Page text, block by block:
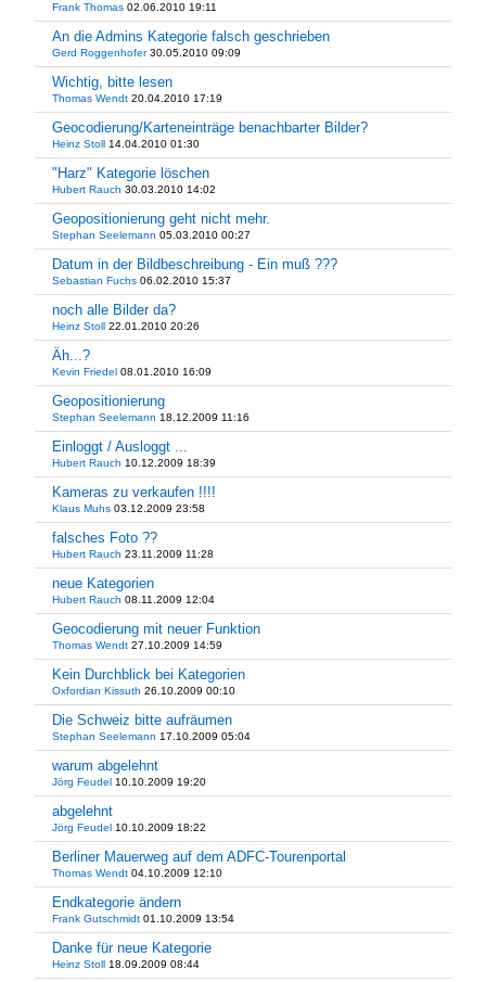
Frank Thomas 02.06.2010 19:11
An die Admins Kategorie falsch geschrieben
Gerd Roggenhofer30.05.2010 09:09
Wichtig, bitte lesen
Thomas Wendt 20.04.2010 17:19
Geocodierung/Karteneinträge benachbarter Bilder?
Heinz Stoll 14.04.2010 01:30
"Harz" Kategorie löschen
Hubert Rauch 30.03.2010 14:02
Geopositionierung geht nicht mehr.
Stephan Seelemann 05.03.2010 00:27
Datum in der Bildbeschreibung - Ein muß ???
Sebastian Fuchs 06.02.2010 15:37
noch alle Bilder da?
Heinz Stoll 22.01.2010 20:26
Äh...?
Kevin Friedel 08.01.2010 16:09
Geopositionierung
Stephan Seelemann 18.12.2009 11:16
Einloggt / Ausloggt ...
Hubert Rauch 10.12.2009 18:39
Kameras zu verkaufen !!!!
Klaus Muhs 03.12.2009 23:58
falsches Foto ??
Hubert Rauch 23.11.2009 11:28
neue Kategorien
Hubert Rauch 08.11.2009 12:04
Geocodierung mit neuer Funktion
Thomas Wendt 27.10.2009 14:59
Kein Durchblick bei Kategorien
Oxfordian Kissuth 26.10.2009 00:10
Die Schweiz bitte aufräumen
Stephan Seelemann 17.10.2009 05:04
warum abgelehnt
Jörg Feudel 10.10.2009 19:20
abgelehnt
Jörg Feudel 10.10.2009 18:22
Berliner Mauerweg auf dem ADFC-Tourenportal
Thomas Wendt 04.10.2009 12:10
Endkategorie ändern
Frank Gutschmidt 01.10.2009 13:54
Danke für neue Kategorie
Heinz Stoll 18.09.2009 08:44